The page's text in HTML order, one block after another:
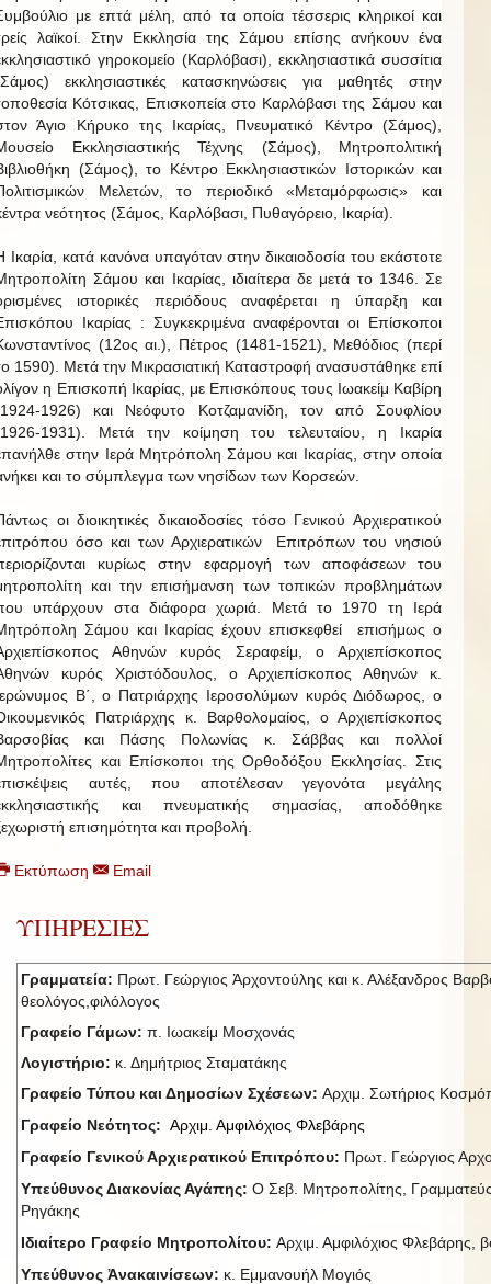
με επτά μέλη, από τα οποία τέσσερις κληρικοί και
λαϊκοί. Στην Εκκλησία της Σάμου επίσης ανήκουν ένα
γηροκομείο (Καρλόβασι), εκκλησιαστικά συσσίτια
εκκλησιαστικές κατασκηνώσεις για μαθητές στην
Κότσικας, Επισκοπεία στο Καρλόβασι της Σάμου και
Άγιο Κήρυκο της Ικαρίας, Πνευματικό Κέντρο (Σάμος),
Εκκλησιαστικής Τέχνης (Σάμος), Μητροπολιτική
(Σάμος), το Κέντρο Εκκλησιαστικών Ιστορικών και
Μελετών, το περιοδικό «Μεταμόρφωσις» και
νεότητος (Σάμος, Καρλόβασι, Πυθαγόρειο, Ικαρία).
Ικαρία, κατά κανόνα υπαγόταν στην δικαιοδοσία του εκάστοτε
Σάμου και Ικαρίας, ιδιαίτερα δε μετά το 1346. Σε
ιστορικές περιόδους αναφέρεται η ύπαρξη και
Ικαρίας : Συγκεκριμένα αναφέρονται οι Επίσκοποι
(12ος αι.), Πέτρος (1481-1521), Μεθόδιος (περί
1590). Μετά την Μικρασιατική Καταστροφή ανασυστάθηκε επί
η Επισκοπή Ικαρίας, με Επισκόπους τους Ιωακείμ Καβίρη
1926) και Νεόφυτο Κοτζαμανίδη, τον από Σουφλίου
1931). Μετά την κοίμηση του τελευταίου, η Ικαρία
στην Ιερά Μητρόπολη Σάμου και Ικαρίας, στην οποία
και το σύμπλεγμα των νησίδων των Κορσεών.
οι διοικητικές δικαιοδοσίες τόσο Γενικού Αρχιερατικού
όσο και των Αρχιερατικών Επιτρόπων του νησιού
κυρίως στην εφαρμογή των αποφάσεων του
και την επισήμανση των τοπικών προβλημάτων
υπάρχουν στα διάφορα χωριά. Μετά το 1970 τη Ιερά
Σάμου και Ικαρίας έχουν επισκεφθεί επισήμως ο
Αθηνών κυρός Σεραφείμ, ο Αρχιεπίσκοπος
κυρός Χριστόδουλος, ο Αρχιεπίσκοπος Αθηνών κ.
Β΄, ο Πατριάρχης Ιεροσολύμων κυρός Διόδωρος, ο
Πατριάρχης κ. Βαρθολομαίος, ο Αρχιεπίσκοπος
και Πάσης Πολωνίας κ. Σάββας και πολλοί
και Επίσκοποι της Ορθοδόξου Εκκλησίας. Στις
αυτές, που αποτέλεσαν γεγονότα μεγάλης
και πνευματικής σημασίας, αποδόθηκε
επισημότητα και προβολή.
Εκτύπωση Email
ΥΠΗΡΕΣΙΕΣ
Γραμματεία: Πρωτ. Γεώργιος Ἀρχοντούλης και κ. Αλέξανδρος
θεολόγος,φιλόλογος
Γραφείο Γάμων: π. Ιωακείμ Μοσχονάς
Λογιστήριο: κ. Δημήτριος Σταματάκης
Γραφείο Τύπου και Δημοσίων Σχέσεων: Αρχιμ. Σωτήριος
Γραφείο Νεότητος: Αρχιμ. Αμφιλόχιος Φλεβάρης
Γραφείο Γενικού Αρχιερατικού Επιτρόπου: Πρωτ. Γεώργιος
Υπεύθυνος Διακονίας Αγάπης: Ο Σεβ. Μητροπολίτης,
Ρηγάκης
Ιδιαίτερο Γραφείο Μητροπολίτου: Αρχιμ. Αμφιλόχιος Φλεβάρης,
Υπεύθυνος Ἀνακαινίσεων: κ. Εμμανουήλ Μογιός